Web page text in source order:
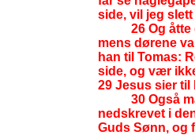
side, vil jeg
26 Og
mens dørene
han til Tomas:
side, og vær
29 Jesus sier til
30 Også
nedskrevet i
Guds Sønn, og